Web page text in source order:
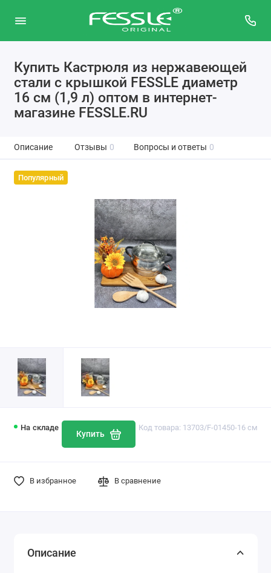
Купить Кастрюля из нержавеющей
стали с крышкой FESSLE диаметр
16 см (1,9 л) оптом в интернет-
магазине FESSLE.RU
Описание Отзывы 0 Вопросы и ответы 0
Популярный
На складе Код товара: 13703/F-01450-16 см
Купить
В избранное В сравнение
Описание